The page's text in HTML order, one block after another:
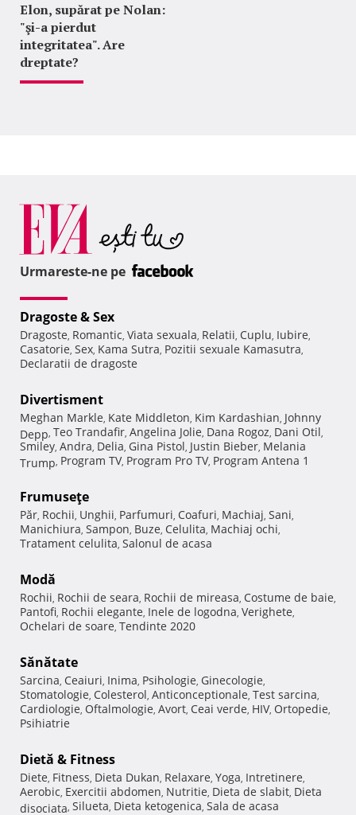
Elon, supărat pe Nolan:
"şi-a pierdut
integritatea". Are
dreptate?
Urmareste-ne pe
Dragoste & Sex
Dragoste, Romantic, Viata sexuala, Relatii, Cuplu, Iubire,
Casatorie, Sex, Kama Sutra, Pozitii sexuale Kamasutra,
Declaratii de dragoste
Divertisment
Meghan Markle, Kate Middleton, Kim Kardashian, Johnny
Depp, Teo Trandafir, Angelina Jolie, Dana Rogoz, Dani Otil,
Smiley, Andra, Delia, Gina Pistol, Justin Bieber, Melania
Trump, Program TV, Program Pro TV, Program Antena 1
Frumuseţe
Păr, Rochii, Unghii, Parfumuri, Coafuri, Machiaj, Sani,
Manichiura, Sampon, Buze, Celulita, Machiaj ochi,
Tratament celulita, Salonul de acasa
Modă
Rochii, Rochii de seara, Rochii de mireasa, Costume de baie,
Pantofi, Rochii elegante, Inele de logodna, Verighete,
Ochelari de soare, Tendinte 2020
Sănătate
Sarcina, Ceaiuri, Inima, Psihologie, Ginecologie,
Stomatologie, Colesterol, Anticonceptionale, Test sarcina,
Cardiologie, Oftalmologie, Avort, Ceai verde, HIV, Ortopedie,
Psihiatrie
Dietă & Fitness
Diete, Fitness, Dieta Dukan, Relaxare, Yoga, Intretinere,
Aerobic, Exercitii abdomen, Nutritie, Dieta de slabit, Dieta
disociata, Silueta, Dieta ketogenica, Sala de acasa